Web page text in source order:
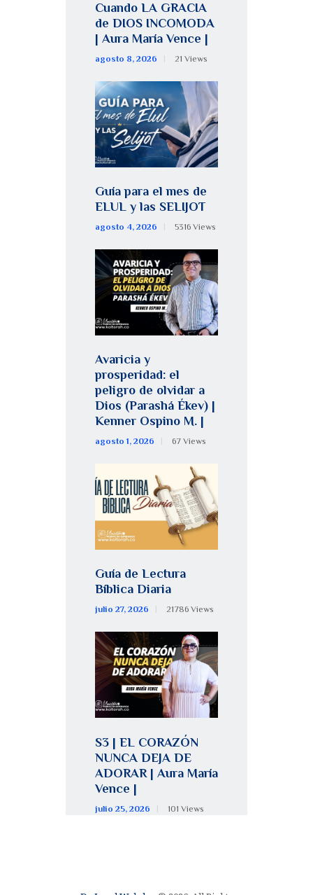
Cuando LA GRACIA
de DIOS INCOMODA
| Aura María Vence |
agosto 8, 2026 21 Views
Guía para el mes de
ELUL y las SELIJOT
agosto 4, 2026 5316 Views
Avaricia y
prosperidad: el
peligro de olvidar a
Dios (Parashá Ékev) |
Kenner Ospino M. |
agosto 1, 2026 67 Views
Guía de Lectura
Bíblica Diaria
julio 27, 2026 21786 Views
S3 | EL CORAZÓN
NUNCA DEJA DE
ADORAR | Aura María
Vence |
julio 25, 2026 101 Views